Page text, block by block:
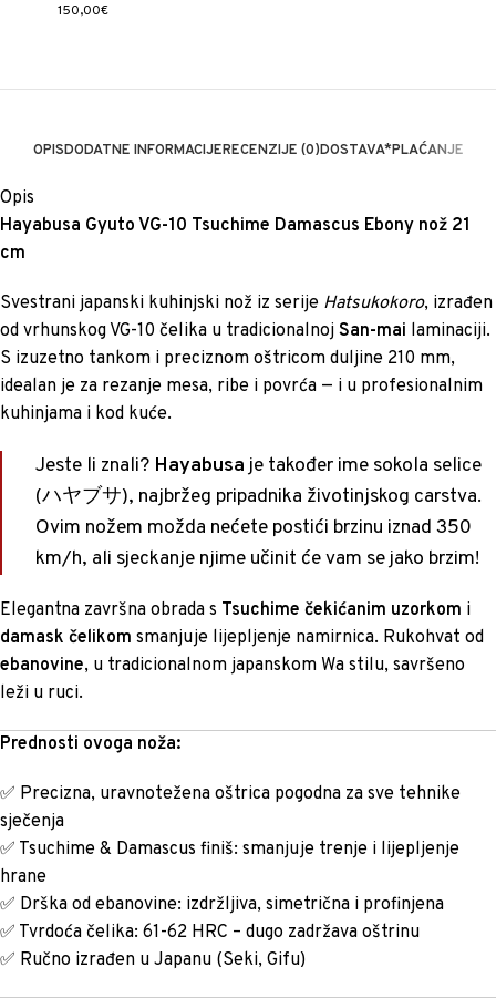
150,00€
OPISDODATNE INFORMACIJERECENZIJE (0)DOSTAVA*PLAĆANJE
Opis
Hayabusa Gyuto VG-10 Tsuchime Damascus Ebony nož 21
cm
Svestrani japanski kuhinjski nož iz serije Hatsukokoro, izrađen
od vrhunskog VG-10 čelika u tradicionalnoj San-mai laminaciji.
S izuzetno tankom i preciznom oštricom duljine 210 mm,
idealan je za rezanje mesa, ribe i povrća — i u profesionalnim
kuhinjama i kod kuće.
Jeste li znali? Hayabusa je također ime sokola selice
(ハヤブサ), najbržeg pripadnika životinjskog carstva.
Ovim nožem možda nećete postići brzinu iznad 350
km/h, ali sjeckanje njime učinit će vam se jako brzim!
Elegantna završna obrada s Tsuchime čekićanim uzorkom i
damask čelikom smanjuje lijepljenje namirnica. Rukohvat od
ebanovine, u tradicionalnom japanskom Wa stilu, savršeno
leži u ruci.
Prednosti ovoga noža:
✅ Precizna, uravnotežena oštrica pogodna za sve tehnike
sječenja
✅ Tsuchime & Damascus finiš: smanjuje trenje i lijepljenje
hrane
✅ Drška od ebanovine: izdržljiva, simetrična i profinjena
✅ Tvrdoća čelika: 61-62 HRC – dugo zadržava oštrinu
✅ Ručno izrađen u Japanu (Seki, Gifu)